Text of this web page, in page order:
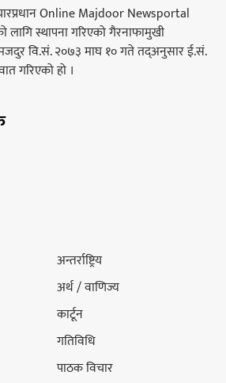
Online Majdoor Newsportal
स्थापना गरिएको गैरनाफामुखी
मजदुर वि.सं. २०७३ माघ १० गते तद्अनुसार ई.सं.
गरिएको हो ।
अन्तर्राष्ट्रिय
अर्थ / वाणिज्य
कार्टून
गतिविधि
पाठक विचार